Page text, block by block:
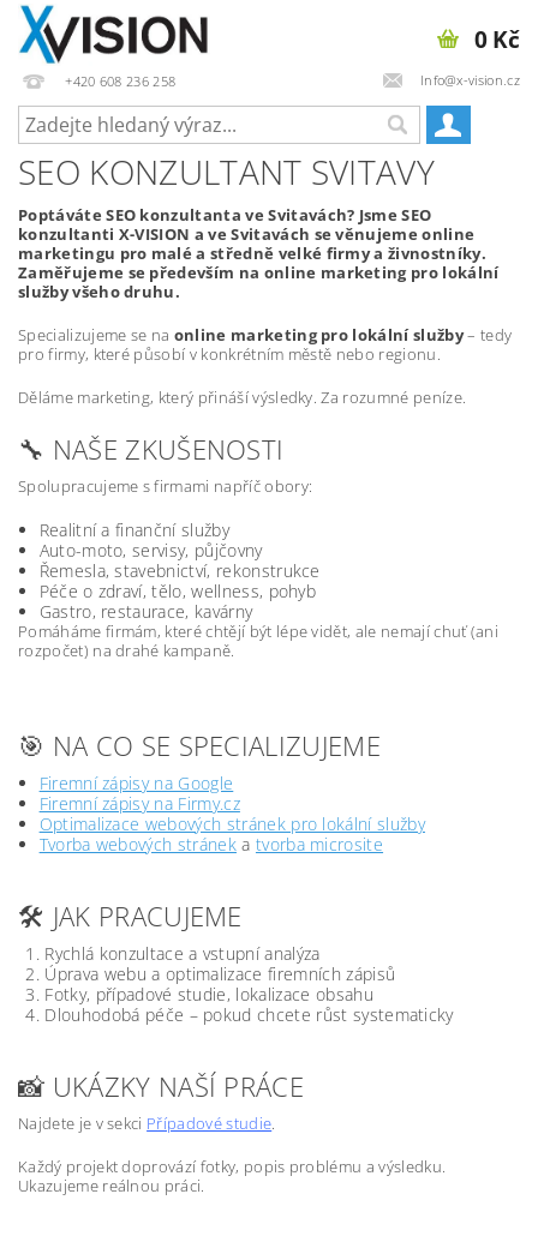
+420 608 236 258 Info@x-vision.cz
0 Kč
SEO KONZULTANT SVITAVY
Poptáváte SEO konzultanta ve Svitavách? Jsme SEO
konzultanti X-VISION a ve Svitavách se věnujeme online
marketingu pro malé a středně velké firmy a živnostníky.
Zaměřujeme se především na online marketing pro lokální
služby všeho druhu.
Specializujeme se na online marketing pro lokální služby– tedy
pro firmy, které působí v konkrétním městě nebo regionu.
Děláme marketing, který přináší výsledky. Za rozumné peníze.
🔧 NAŠE ZKUŠENOSTI
Spolupracujeme s firmami napříč obory:
Realitní a finanční služby
Auto-moto, servisy, půjčovny
Řemesla, stavebnictví, rekonstrukce
Péče o zdraví, tělo, wellness, pohyb
Gastro, restaurace, kavárny
Pomáháme firmám, které chtějí být lépe vidět, ale nemají chuť (ani
rozpočet) na drahé kampaně.
🎯 NA CO SE SPECIALIZUJEME
Firemní zápisy na Google
Firemní zápisy na Firmy.cz
Optimalizace webových stránek pro lokální služby
Tvorba webových stráneka tvorba microsite
🛠️ JAK PRACUJEME
Rychlá konzultace a vstupní analýza
Úprava webu a optimalizace firemních zápisů
Fotky, případové studie, lokalizace obsahu
Dlouhodobá péče – pokud chcete růst systematicky
📸 UKÁZKY NAŠÍ PRÁCE
Najdete je v sekci Případové studie.
Každý projekt doprovází fotky, popis problému a výsledku.
Ukazujeme reálnou práci.